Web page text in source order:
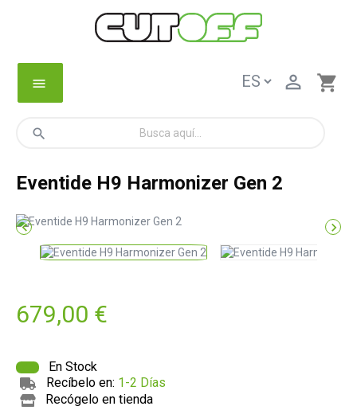
menu shopping_cart

search
Eventide H9 Harmonizer Gen 2
 
679,00 €
En Stock
Recíbelo en: 1-2 Días
Recógelo en tienda